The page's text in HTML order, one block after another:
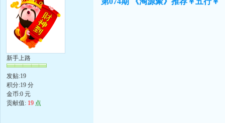
新手上路
发贴:19
积分:19 分
金币:0 元
贡献值: 19 点